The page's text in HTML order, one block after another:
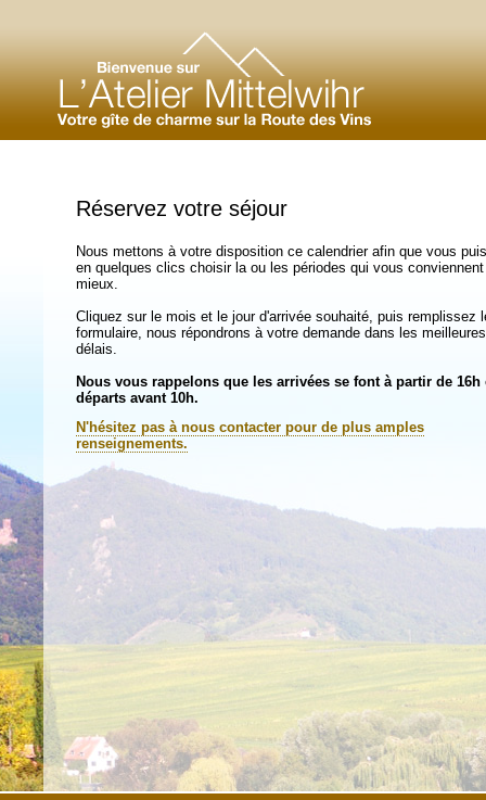
Réservez votre séjour
Nous mettons à votre disposition ce calendrier afin que vous
en quelques clics choisir la ou les périodes qui vous
mieux.
Cliquez sur le mois et le jour d'arrivée souhaité, puis remplissez
formulaire, nous répondrons à votre demande dans les meilleures
délais.
Nous vous rappelons que les arrivées se font à partir de 16h
départs avant 10h.
N'hésitez pas à nous contacter pour de plus amples
renseignements.